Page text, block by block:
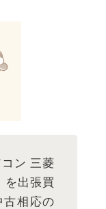
ン 三菱
を出張買
古相応の